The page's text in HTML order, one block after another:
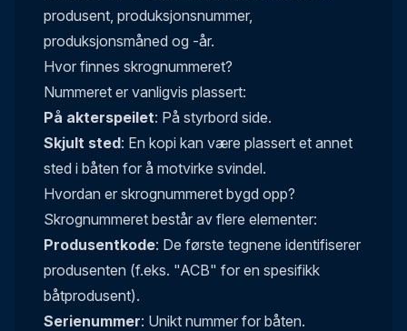
produsent, produksjonsnummer,
produksjonsmåned og -år.
Hvor finnes skrognummeret?
Nummeret er vanligvis plassert:
På akterspeilet: På styrbord side.
Skjult sted: En kopi kan være plassert et annet
sted i båten for å motvirke svindel.
Hvordan er skrognummeret bygd opp?
Skrognummeret består av flere elementer:
Produsentkode: De første tegnene identifiserer
produsenten (f.eks. "ACB" for en spesifikk
båtprodusent).
Serienummer: Unikt nummer for båten.